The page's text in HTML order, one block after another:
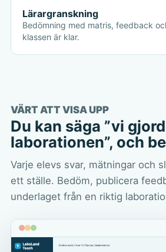
Lärargranskning
Bedömning med matris, feedback
klassen är klar.
VÄRT ATT VISA UPP
Du kan säga ”vi
laborationen”, och
Varje elevs svar, mätningar och
ett ställe. Bedöm, publicera
underlaget från en riktig